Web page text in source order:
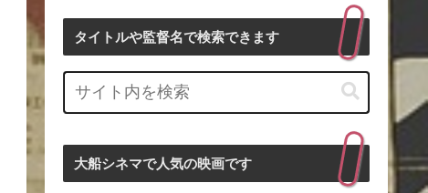
タイトルや監督名で検索できます
大船シネマで人気の映画です